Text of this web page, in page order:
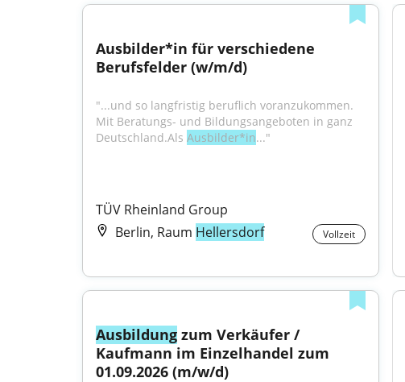
Ausbilder*in für verschiedene
Berufsfelder (w/m/d)
"...und so langfristig beruflich voranzukommen.
Mit Beratungs- und Bildungsangeboten in ganz
Deutschland.Als Ausbilder*in..."
TÜV Rheinland Group
Berlin, Raum Hellersdorf Vollzeit
Ausbildung zum Verkäufer /
Kaufmann im Einzelhandel zum
01.09.2026 (m/w/d)